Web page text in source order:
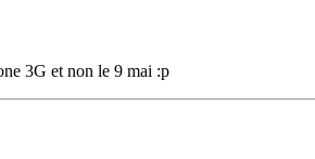
3G et non le 9 mai :p